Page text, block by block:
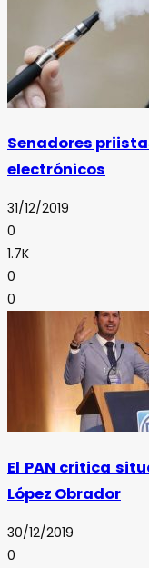
Senadores
electrónicos
31/12/2019
0
1.7K
0
0
El PAN critica
López Obrador
30/12/2019
0